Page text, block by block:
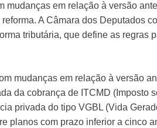
mudanças em relação à versão
A Câmara dos Deputados
tributária, que define as regras
mudanças em relação à versão
da cobrança de ITCMD (Imposto
privada do tipo VGBL (Vida
planos com prazo inferior a cinco